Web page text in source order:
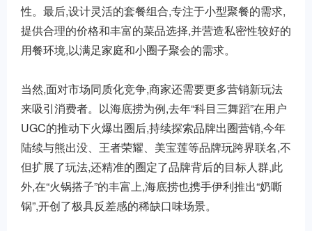
性。最后,设计灵活的套餐组合,专注于小型聚餐的需求,
提供合理的价格和丰富的菜品选择,并营造私密性较好的
用餐环境,以满足家庭和小圈子聚会的需求。
当然,面对市场同质化竞争,商家还需要更多营销新玩法
来吸引消费者。以海底捞为例,去年“科目三舞蹈”在用户
UGC的推动下火爆出圈后,持续探索品牌出圈营销,今年
陆续与熊出没、王者荣耀、美宝莲等品牌玩跨界联名,不
但扩展了玩法,还精准的圈定了品牌背后的目标人群,此
外,在“火锅搭子”的丰富上,海底捞也携手伊利推出“奶嘶
锅”,开创了极具反差感的稀缺口味场景。